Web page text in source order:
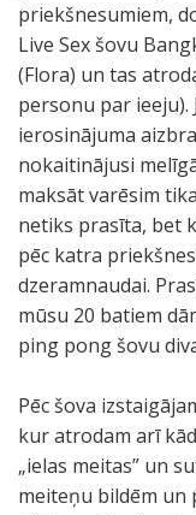
priekšnesumiem,
Live Sex šovu
(Flora) un tas
personu par ieeju).
ierosinājuma
nokaitinājusi
maksāt varēsim
netiks prasīta, bet
pēc katra
dzeramnaudai.
mūsu 20 batiem
ping pong šovu
Pēc šova
kur atrodam arī
„ielas meitas” un
meiteņu bildēm un